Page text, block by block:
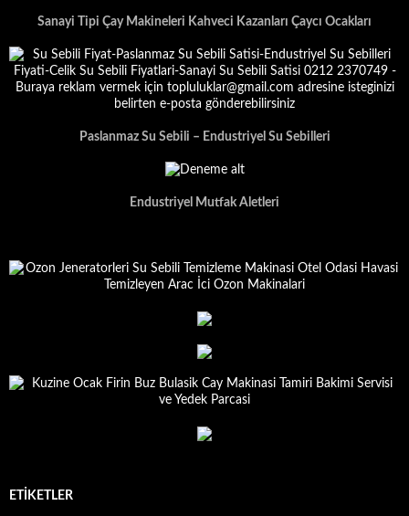
Sanayi Tipi Çay Makineleri Kahveci Kazanları Çaycı Ocakları
Paslanmaz Su Sebili – Endustriyel Su Sebilleri
Endustriyel Mutfak Aletleri
ETIKETLER